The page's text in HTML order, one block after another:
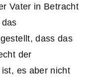
Vater in Betracht
dass das
der
es aber nicht